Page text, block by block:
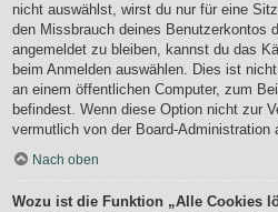
nicht auswählst, wirst du nur für eine
den Missbrauch deines Benutzerkontos
angemeldet zu bleiben, kannst du das
beim Anmelden auswählen. Dies ist
an einem öffentlichen Computer, zum
befindest. Wenn diese Option nicht zur
vermutlich von der Board-Administration
Nach oben
Wozu ist die Funktion „Alle Cookies